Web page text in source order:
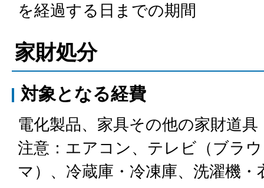
を経過する日までの期間
家財処分
対象となる経費
電化製品、家具その他の家財道具
注意：エアコン、テレビ（ブラ
マ）、冷蔵庫・冷凍庫、洗濯機